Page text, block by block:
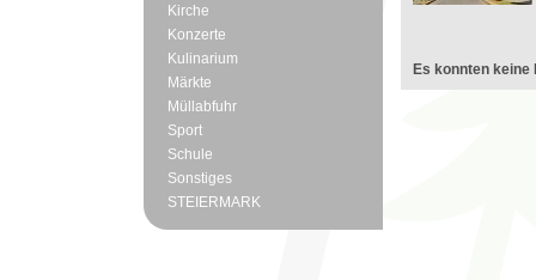
Kirche
Konzerte
Kulinarium
Märkte
Müllabfuhr
Sport
Schule
Sonstiges
STEIERMARK
Es konnten keine